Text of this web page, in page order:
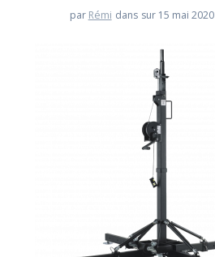
par Rémi dans sur 15 mai 2020